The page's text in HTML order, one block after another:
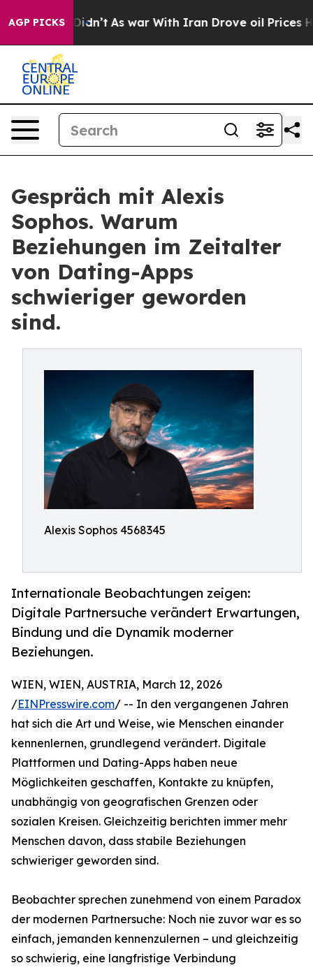
AGP PICKS
it Didn’t As war With Iran Drove oil Prices Higher,
Gespräch mit Alexis
Sophos. Warum
Beziehungen im Zeitalter
von Dating-Apps
schwieriger geworden
sind.
Alexis Sophos 4568345
Internationale Beobachtungen zeigen:
Digitale Partnersuche verändert Erwartungen,
Bindung und die Dynamik moderner
Beziehungen.
WIEN, WIEN, AUSTRIA, March 12, 2026
/EINPresswire.com/ -- In den vergangenen Jahren
hat sich die Art und Weise, wie Menschen einander
kennenlernen, grundlegend verändert. Digitale
Plattformen und Dating-Apps haben neue
Möglichkeiten geschaffen, Kontakte zu knüpfen,
unabhängig von geografischen Grenzen oder
sozialen Kreisen. Gleichzeitig berichten immer mehr
Menschen davon, dass stabile Beziehungen
schwieriger geworden sind.
Beobachter sprechen zunehmend von einem Paradox
der modernen Partnersuche: Noch nie zuvor war es so
einfach, jemanden kennenzulernen – und gleichzeitig
so schwierig, eine langfristige Verbindung